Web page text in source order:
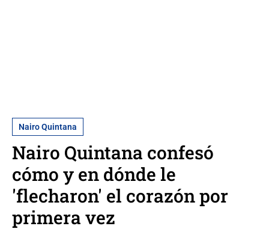
Nairo Quintana
Nairo Quintana confesó
cómo y en dónde le
'flecharon' el corazón por
primera vez